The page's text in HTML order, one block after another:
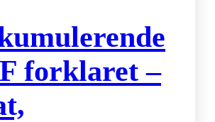
forklaret –